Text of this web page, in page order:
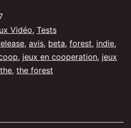
Vidéo, Tests
, avis, beta, forest, indie,
, jeux en cooperation, jeux
the, the forest